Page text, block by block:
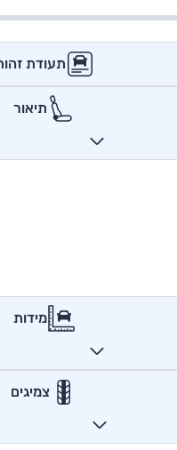
תעודת
תיאור
מידות
צמיגים